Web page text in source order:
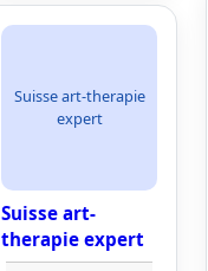
Suisse art-therapie
expert
Suisse art-
therapie expert